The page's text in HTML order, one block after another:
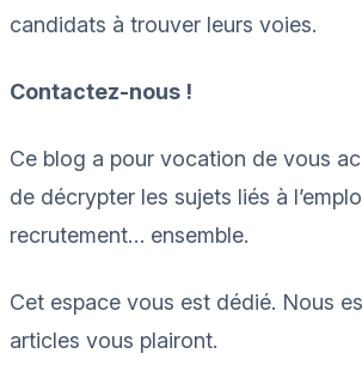
candidats à trouver leurs voies.
Contactez-nous !
Ce blog a pour vocation de vous
de décrypter les sujets liés à
recrutement… ensemble.
Cet espace vous est dédié. Nous
articles vous plairont.